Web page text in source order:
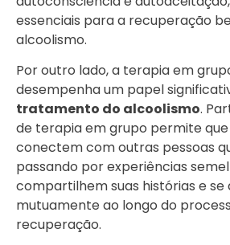
essenciais para a recuperação
alcoolismo.
Por outro lado, a terapia em
desempenha um papel
tratamento do alcoolismo.
de terapia em grupo permite
conectem com outras pessoas
passando por experiências
compartilhem suas histórias e se
mutuamente ao longo do
recuperação.